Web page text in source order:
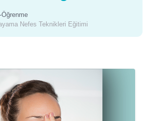
Öğrenme
Nefes Teknikleri Eğitimi